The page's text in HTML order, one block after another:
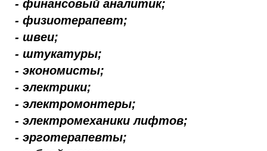
- финансовый аналитик;
- физиотерапевт;
- швеи;
- штукатуры;
- экономисты;
- электрики;
- электромонтеры;
- электромеханики лифтов;
- эрготерапевты;